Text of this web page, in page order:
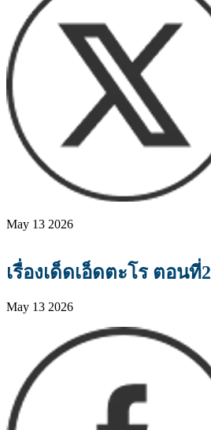
May 13 2026
เรื่องเด็ดเอ็ดตะโร ตอนที่2
May 13 2026